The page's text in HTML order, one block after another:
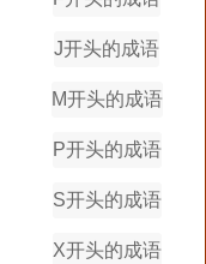
J开头的成语
M开头的成语
P开头的成语
S开头的成语
X开头的成语